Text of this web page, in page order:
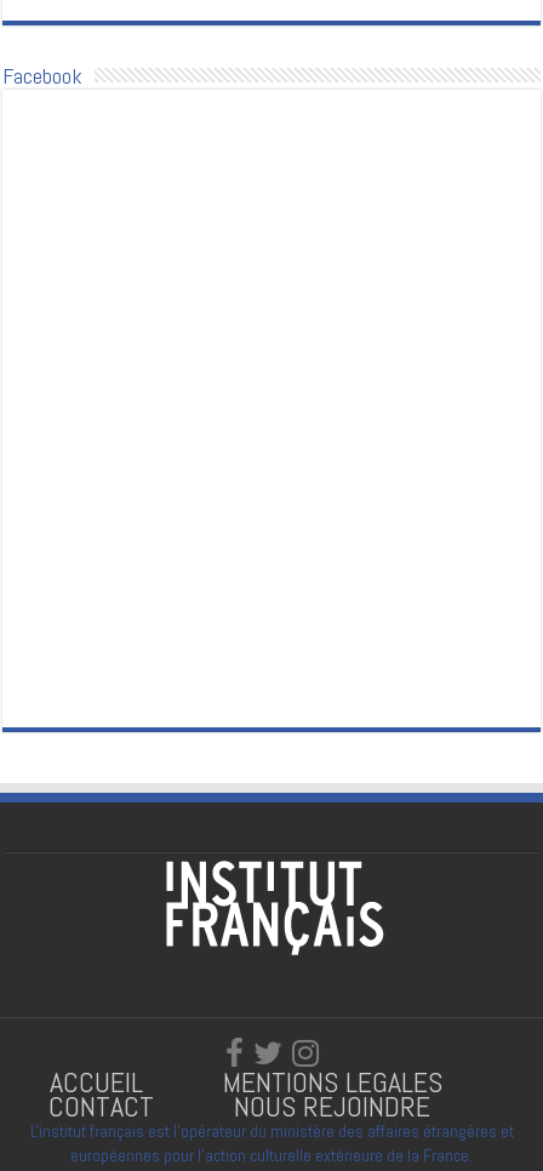
Facebook
ACCUEIL MENTIONS LEGALES
CONTACT NOUS REJOINDRE
L'institut français est l'opérateur du ministère des affaires étrangères et
européennes pour l'action culturelle extérieure de la France.